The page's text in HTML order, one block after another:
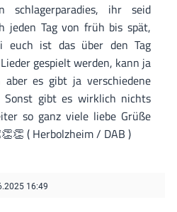
schlagerparadies, ihr seid
jeden Tag von früh bis spät,
euch ist das über den Tag
gespielt werden, kann ja
es gibt ja verschiedene
Sonst gibt es wirklich nichts
so ganz viele liebe Grüße
( Herbolzheim / DAB )
16:49